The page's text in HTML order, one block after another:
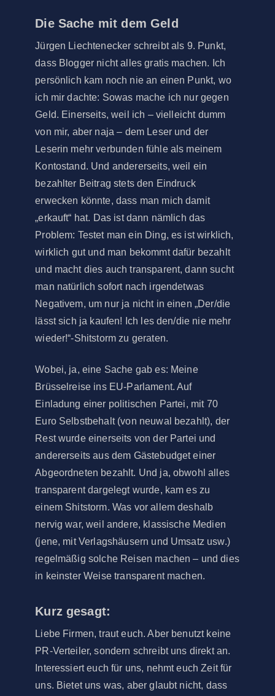
Die Sache mit dem Geld
Jürgen Liechtenecker schreibt als 9. Punkt,
dass Blogger nicht alles gratis machen. Ich
persönlich kam noch nie an einen Punkt, wo
ich mir dachte: Sowas mache ich nur gegen
Geld. Einerseits, weil ich – vielleicht dumm
von mir, aber naja – dem Leser und der
Leserin mehr verbunden fühle als meinem
Kontostand. Und andererseits, weil ein
bezahlter Beitrag stets den Eindruck
erwecken könnte, dass man mich damit
„erkauft“ hat. Das ist dann nämlich das
Problem: Testet man ein Ding, es ist wirklich,
wirklich gut und man bekommt dafür bezahlt
und macht dies auch transparent, dann sucht
man natürlich sofort nach irgendetwas
Negativem, um nur ja nicht in einen „Der/die
lässt sich ja kaufen! Ich les den/die nie mehr
wieder!“-Shitstorm zu geraten.
Wobei, ja, eine Sache gab es: Meine
Brüsselreise ins EU-Parlament. Auf
Einladung einer politischen Partei, mit 70
Euro Selbstbehalt (von neuwal bezahlt), der
Rest wurde einerseits von der Partei und
andererseits aus dem Gästebudget einer
Abgeordneten bezahlt. Und ja, obwohl alles
transparent dargelegt wurde, kam es zu
einem Shitstorm. Was vor allem deshalb
nervig war, weil andere, klassische Medien
(jene, mit Verlagshäusern und Umsatz usw.)
regelmäßig solche Reisen machen – und dies
in keinster Weise transparent machen.
Kurz gesagt:
Liebe Firmen, traut euch. Aber benutzt keine
PR-Verteiler, sondern schreibt uns direkt an.
Interessiert euch für uns, nehmt euch Zeit für
uns. Bietet uns was, aber glaubt nicht, dass